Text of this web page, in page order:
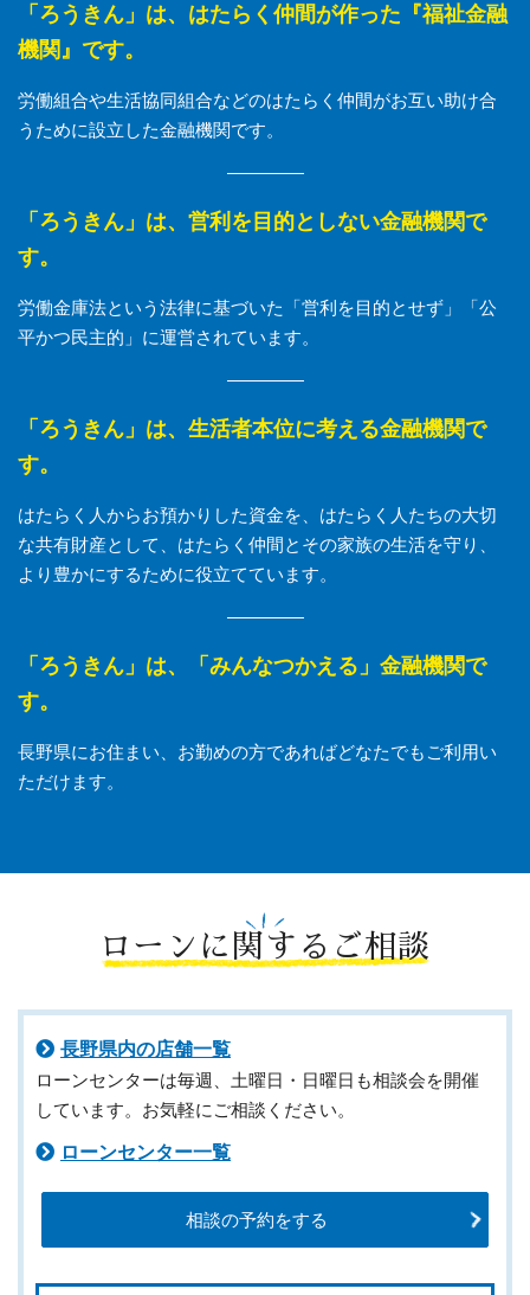
「ろうきん」は、はたらく仲間が作った『福祉金融
機関』です。
労働組合や生活協同組合などのはたらく仲間がお互い助け合
うために設立した金融機関です。
「ろうきん」は、営利を目的としない金融機関で
す。
労働金庫法という法律に基づいた「営利を目的とせず」「公
平かつ民主的」に運営されています。
「ろうきん」は、生活者本位に考える金融機関で
す。
はたらく人からお預かりした資金を、はたらく人たちの大切
な共有財産として、はたらく仲間とその家族の生活を守り、
より豊かにするために役立てています。
「ろうきん」は、「みんなつかえる」金融機関で
す。
長野県にお住まい、お勤めの方であればどなたでもご利用い
ただけます。
ローンに関するご相談
長野県内の店舗一覧
ローンセンターは毎週、土曜日・日曜日も相談会を開催
しています。お気軽にご相談ください。
ローンセンター一覧
相談の予約をする